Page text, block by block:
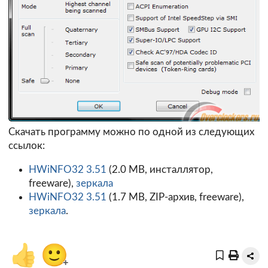
Скачать программу можно по одной из следующих
ссылок:
HWiNFO32 3.51 (2.0 MB, инсталлятор,
freeware), зеркала
HWiNFO32 3.51 (1.7 MB, ZIP-архив, freeware),
зеркала.
👍 🙂+